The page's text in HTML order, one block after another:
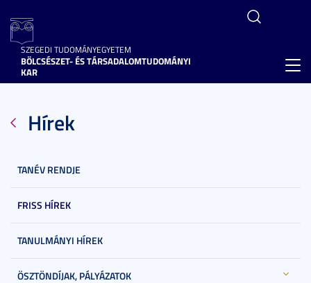
SZEGEDI TUDOMÁNYEGYETEM
BÖLCSÉSZET- ÉS TÁRSADALOMTUDOMÁNYI
KAR
Hírek
TANÉV RENDJE
FRISS HÍREK
TANULMÁNYI HÍREK
ÖSZTÖNDÍJAK, PÁLYÁZATOK